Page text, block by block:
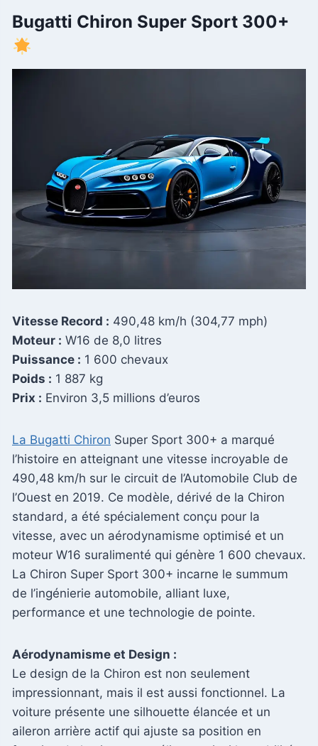
Bugatti Chiron Super Sport 300+
Vitesse Record : 490,48 km/h (304,77 mph)
Moteur : W16 de 8,0 litres
Puissance : 1 600 chevaux
Poids : 1 887 kg
Prix : Environ 3,5 millions d’euros
La Bugatti Chiron Super Sport 300+ a marqué
l’histoire en atteignant une vitesse incroyable de
490,48 km/h sur le circuit de l’Automobile Club de
l’Ouest en 2019. Ce modèle, dérivé de la Chiron
standard, a été spécialement conçu pour la
vitesse, avec un aérodynamisme optimisé et un
moteur W16 suralimenté qui génère 1 600 chevaux.
La Chiron Super Sport 300+ incarne le summum
de l’ingénierie automobile, alliant luxe,
performance et une technologie de pointe.
Aérodynamisme et Design :
Le design de la Chiron est non seulement
impressionnant, mais il est aussi fonctionnel. La
voiture présente une silhouette élancée et un
aileron arrière actif qui ajuste sa position en